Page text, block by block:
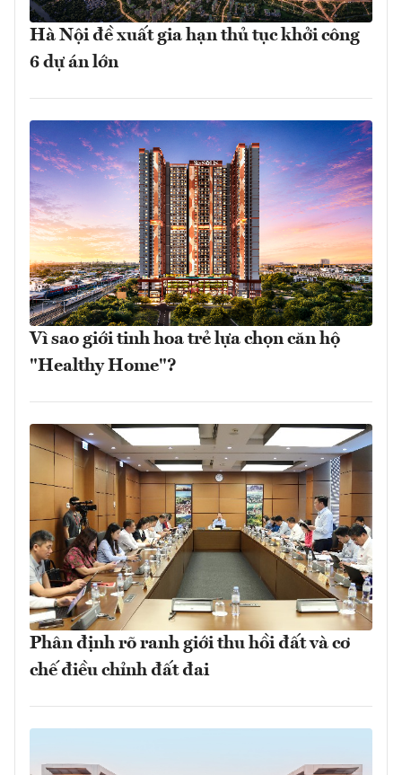
Hà Nội đề xuất gia hạn thủ tục khởi công
6 dự án lớn
Vì sao giới tinh hoa trẻ lựa chọn căn hộ
"Healthy Home"?
Phân định rõ ranh giới thu hồi đất và cơ
chế điều chỉnh đất đai